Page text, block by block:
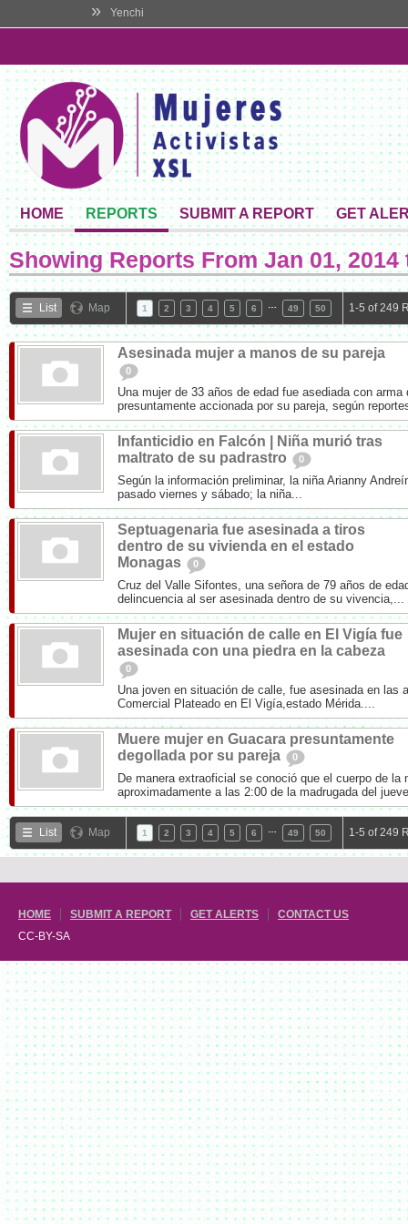
» Yenchi
HOME REPORTS SUBMIT A REPORT GET
Showing Reports FromJan 01, 2014
List Map 1 2 3 4 5 6 49 50 1-5 of 249
Asesinada mujer a manos de su pareja
0
Una mujer de 33 años de edad fue asediada con arma
presuntamente accionada por su pareja, según
Infanticidio en Falcón | Niña murió tras
maltrato de su padrastro
0
Según la información preliminar, la niña Arianny
pasado viernes y sábado; la niña...
Septuagenaria fue asesinada a tiros
dentro de su vivienda en el estado
Monagas
0
Cruz del Valle Sifontes, una señora de 79 años de
delincuencia al ser asesinada dentro de su vivencia,...
Mujer en situación de calle en El Vigía fue
asesinada con una piedra en la cabeza
0
Una joven en situación de calle, fue asesinada en las
Comercial Plateado en El Vigía,estado Mérida....
Muere mujer en Guacara presuntamente
degollada por su pareja
0
De manera extraoficial se conoció que el cuerpo de la
aproximadamente a las 2:00 de la madrugada del
List Map 1 2 3 4 5 6 49 50 1-5 of 249
HOME SUBMIT A REPORT GET ALERTS
CONTACT US
CC-BY-SA